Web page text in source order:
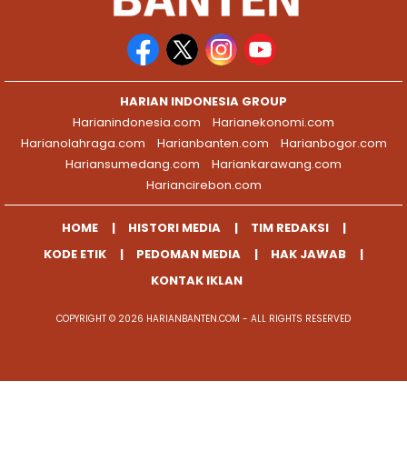
HARIAN INDONESIA GROUP
Harianindonesia.com
Harianekonomi.com
Harianolahraga.com
Harianbanten.com
Harianbogor.com
Hariansumedang.com
Hariankarawang.com
Hariancirebon.com
HOME HISTORI MEDIA
TIM REDAKSI
KODE ETIK
PEDOMAN MEDIA
HAK JAWAB
KONTAK IKLAN
COPYRIGHT © 2026 HARIANBANTEN.COM - ALL RIGHTS RESERVED